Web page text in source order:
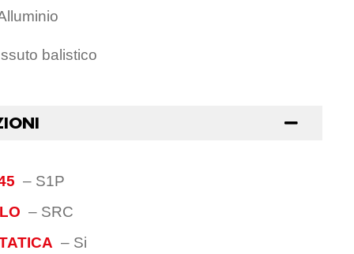
balistico
– S1P
– SRC
– Si